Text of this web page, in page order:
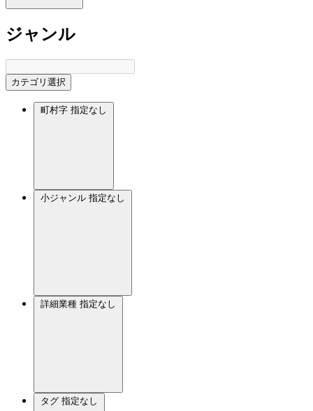
ジャンル
カテゴリ選択
町村字 指定なし
小ジャンル 指定なし
詳細業種 指定なし
タグ 指定なし